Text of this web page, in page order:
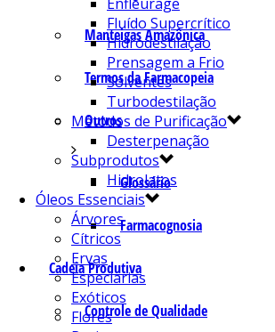
Manteigas Amazônica
Termos da Farmacopeia
Outros
Glossário
Farmacognosia
Cadeia Produtiva
Controle de Qualidade
Fluído Supercrítico
Hidrodestilação
Prensagem a Frio
Solventes
Turbodestilação
Métodos de Purificação
Desterpenação
Subprodutos
Hidrolatos
Óleos Essenciais
Árvores
Cítricos
Ervas
Especiarias
Exóticos
Flores